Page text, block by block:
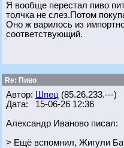
Я вообще перестал пиво
толчка не слез.Потом
Оно ж варилось из
соответствующий.
Re: Пиво
Автор: Шпец (85.26.233.---)
Дата: 15-06-26 12:36
Александр Иваново писал:
> Ещё вспомнил, Жигули